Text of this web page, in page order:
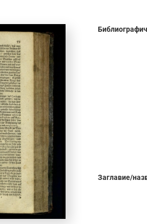
Заглавие/